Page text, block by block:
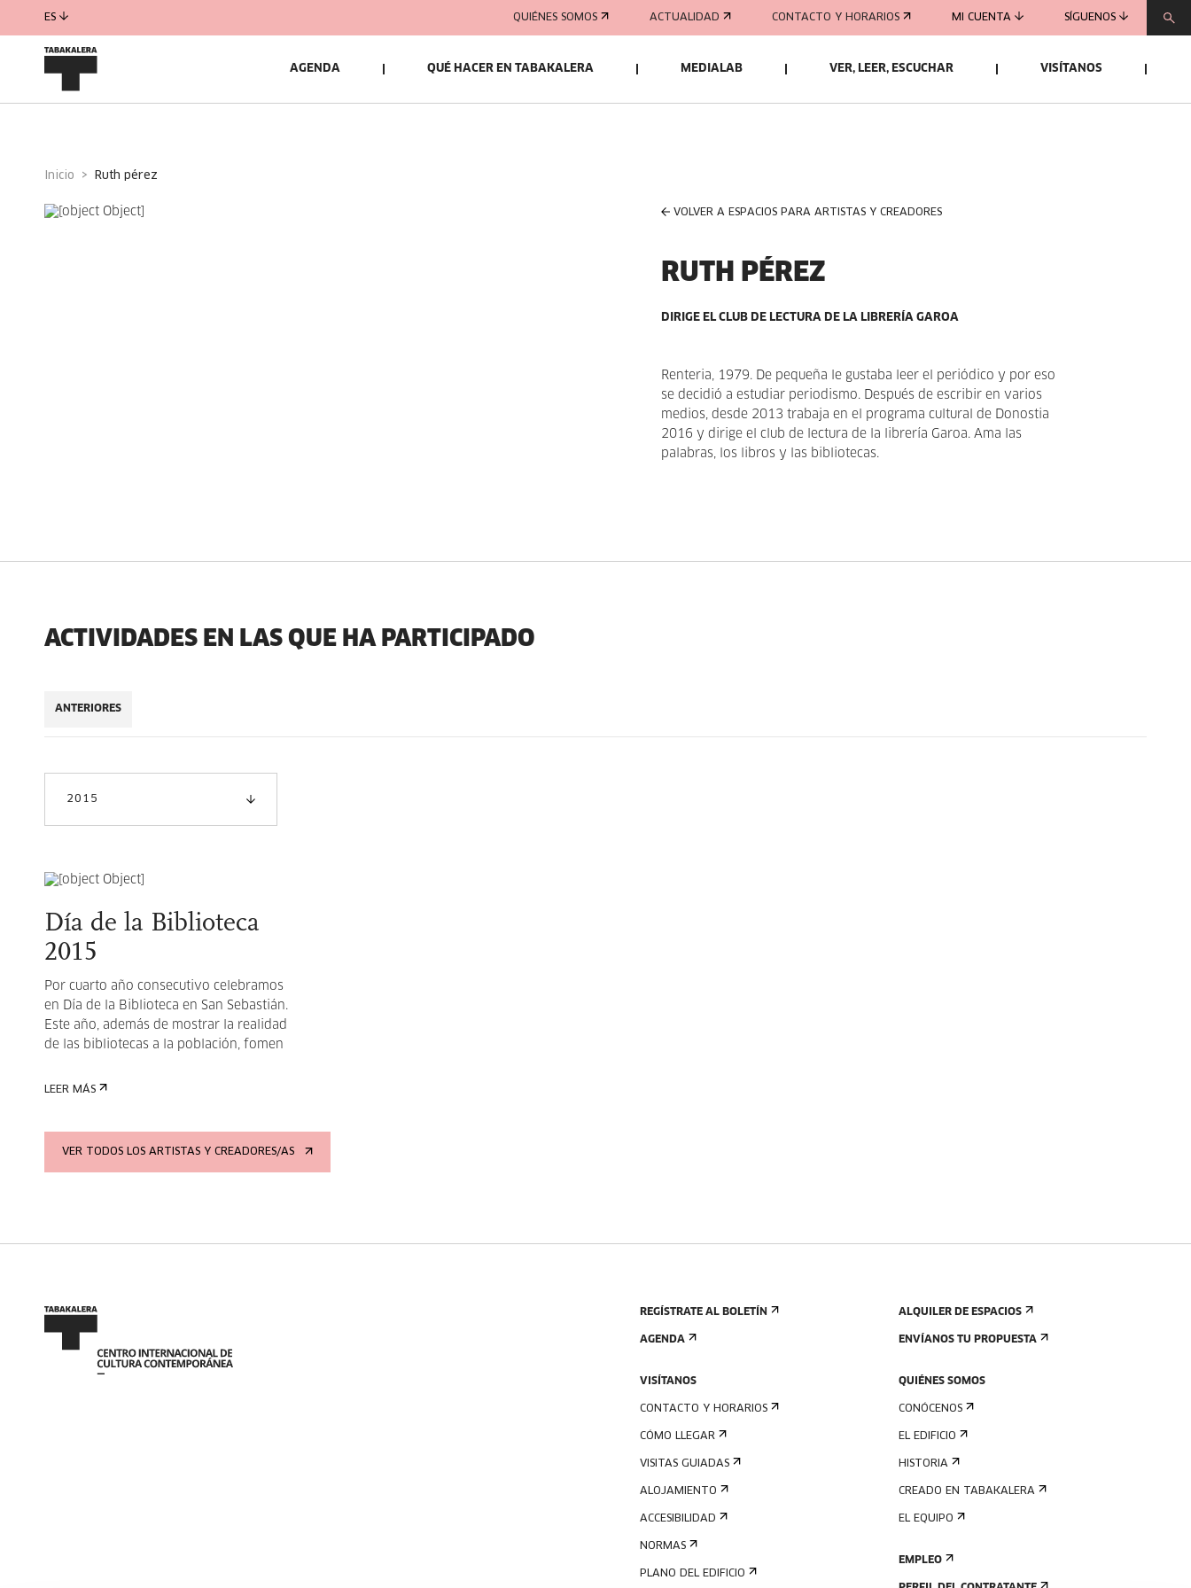
ES QUIÉNES SOMOS ACTUALIDAD CONTACTO Y HORARIOS MI CUENTA SÍGUENOS
AGENDA QUÉ HACER EN TABAKALERA MEDIALAB VER, LEER, ESCUCHAR VISÍTANOS
Inicio ruth pérez
VOLVER A ESPACIOS PARA ARTISTAS Y CREADORES
RUTH PÉREZ
DIRIGE EL CLUB DE LECTURA DE LA LIBRERÍA GAROA
Renteria, 1979. De pequeña le gustaba leer el periódico y por eso
se decidió a estudiar periodismo. Después de escribir en varios
medios, desde 2013 trabaja en el programa cultural de Donostia
2016 y dirige el club de lectura de la librería Garoa. Ama las
palabras, los libros y las bibliotecas.
ACTIVIDADES EN LAS QUE HA PARTICIPADO
ANTERIORES
2015
Día de la Biblioteca
2015
Por cuarto año consecutivo celebramos
en Día de la Biblioteca en San Sebastián.
Este año, además de mostrar la realidad
de las bibliotecas a la población, fomen
LEER MÁS
VER TODOS LOS ARTISTAS Y CREADORES/AS
REGÍSTRATE AL BOLETÍN
AGENDA
VISÍTANOS
CONTACTO Y HORARIOS
CÓMO LLEGAR
VISITAS GUIADAS
ALOJAMIENTO
ACCESIBILIDAD
NORMAS
PLANO DEL EDIFICIO
ALQUILER DE ESPACIOS
ENVÍANOS TU PROPUESTA
QUIÉNES SOMOS
CONÓCENOS
EL EDIFICIO
HISTORIA
CREADO EN TABAKALERA
EL EQUIPO
EMPLEO